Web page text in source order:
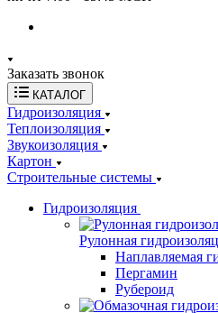
Заказать звонок
КАТАЛОГ
Гидроизоляция
Теплоизоляция
Звукоизоляция
Картон
Строительные системы
Гидроизоляция
Рулонная
Наплавляемая
Пергамин
Рубероид